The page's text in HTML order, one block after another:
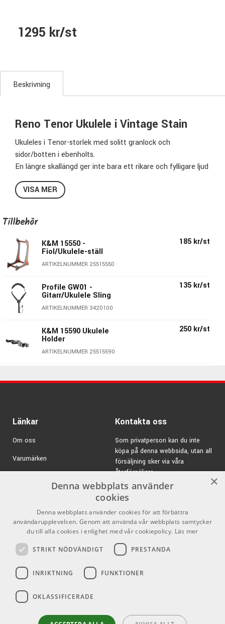
1295 kr/st
Beskrivning
Reno Tenor Ukulele i Vintage Stain
Ukuleles i Tenor-storlek med solitt granlock och
sidor/botten i ebenholts.
En längre skallängd ger inte bara ett rikare och fylligare ljud
utan ger också fingrarna mer utrymme för att hålla ett
mer utmanande ackord.
Solitt granlock
Sidor och botten i Ebenholts
Kropp av Grand Concert-modell
18 band
Hals- & stallsadel i ben
Gjuten mekanik i krom
VISA MER
Tillbehör
K&M 15550 -
Fiol/Ukulele-ställ
ARTIKELNUMMER 25515550
185 kr/st
Profile GW01 -
Gitarr/Ukulele Sling
ARTIKELNUMMER 3420100
135 kr/st
K&M 15590 Ukulele
Holder
ARTIKELNUMMER 25515590
250 kr/st
Ukulelehängare
Länkar
Om oss
Varumärken
Försäljningsvillkor
Inlogg för återförsäljare
Kontakta oss
Som privatperson kan du inte
köpa på denna webbsida, utan all
försäljning sker via våra
återförsäljare.
E-post:info@emnordic.se
Youtube
×
Denna webbplats använder
cookies
Denna webbplats använder cookies för att förbättra
användarupplevelsen. Genom att använda vår webbplats samtycker
du till alla cookies i enlighet med vår cookiepolicy. Läs mer
STRIKT NÖDVÄNDIGT PRESTANDA
INRIKTNING FUNKTIONER
OKLASSIFICERADE